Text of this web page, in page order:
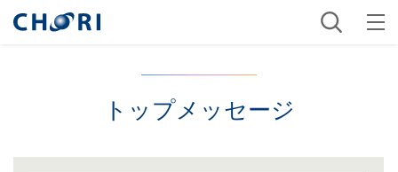
トップメッセージ